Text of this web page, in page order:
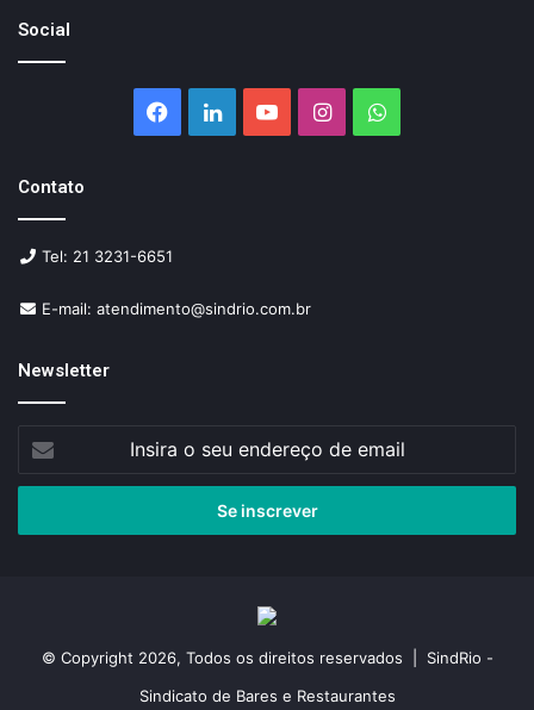
Social
Facebook
LinkedinYouTubeInstagramWhatsApp
Contato
Tel: 21 3231-6651
E-mail: atendimento@sindrio.com.br
Newsletter
seu
de
© Copyright 2026, Todos os direitos reservados | SindRio -
Sindicato de Bares e Restaurantes